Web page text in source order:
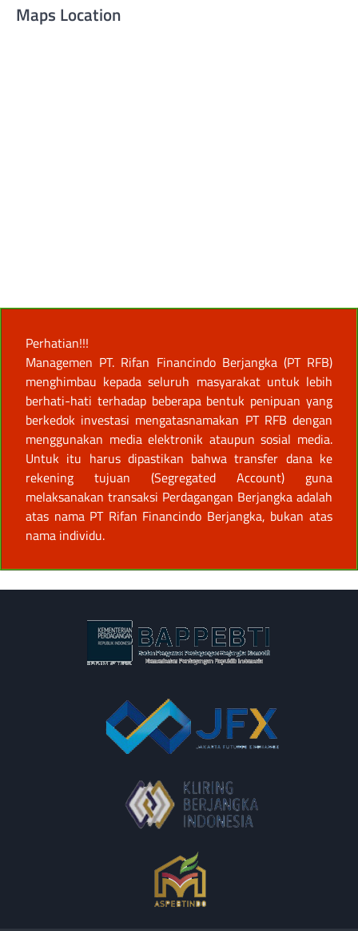
Maps Location
Perhatian!!!
Managemen PT. Rifan Financindo Berjangka (PT RFB)
menghimbau kepada seluruh masyarakat untuk lebih
berhati-hati terhadap beberapa bentuk penipuan yang
berkedok investasi mengatasnamakan PT RFB dengan
menggunakan media elektronik ataupun sosial media.
Untuk itu harus dipastikan bahwa transfer dana ke
rekening tujuan (Segregated Account) guna
melaksanakan transaksi Perdagangan Berjangka adalah
atas nama PT Rifan Financindo Berjangka, bukan atas
nama individu.